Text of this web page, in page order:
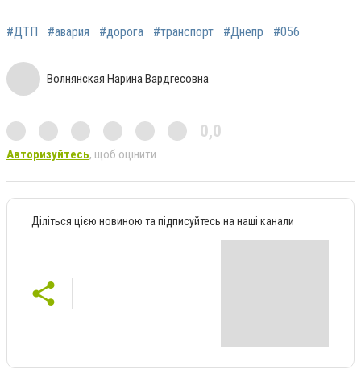
#ДТП #авария #дорога #транспорт #Днепр #056
Волнянская Нарина Вардгесовна
0,0
Авторизуйтесь, щоб оцінити
Діліться цією новиною та підписуйтесь на наші канали